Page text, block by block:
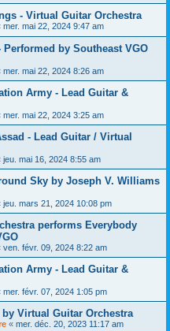
- Virtual Guitar Orchestra
mer. mai 22, 2024 9:47 am
by Southeast VGO
mer. mai 22, 2024 8:26 am
Army - Lead Guitar &
mer. mai 22, 2024 3:25 am
- Lead Guitar / Virtual
jeu. mai 16, 2024 8:55 am
Sky by Joseph V. Williams
jeu. mars 21, 2024 10:08 pm
performs Everybody
ven. févr. 09, 2024 8:22 am
Army - Lead Guitar &
mer. févr. 07, 2024 1:05 pm
Virtual Guitar Orchestra
« mer. déc. 20, 2023 11:17 am